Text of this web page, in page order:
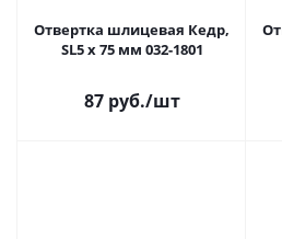
Отвертка шлицевая Кедр,
SL5 x 75 мм 032-1801
87 руб./шт